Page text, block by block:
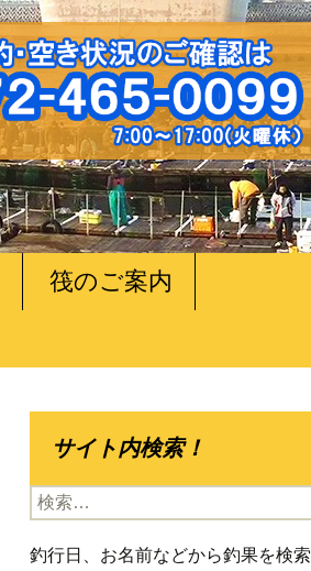
筏のご案内
サイト内検索！
検
索:
釣行日、お名前などから釣果を検索